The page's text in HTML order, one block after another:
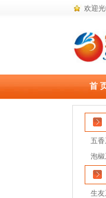
欢迎光
首
五香
泡椒
生友